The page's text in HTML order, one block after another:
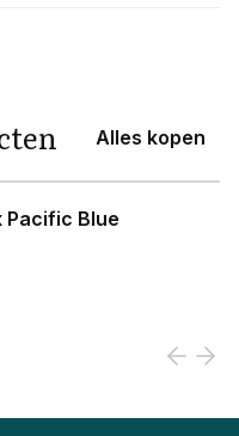
Alles kopen
Pacific Blue